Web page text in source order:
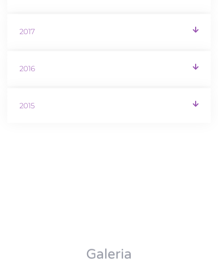
2017
2016
2015
Galeria